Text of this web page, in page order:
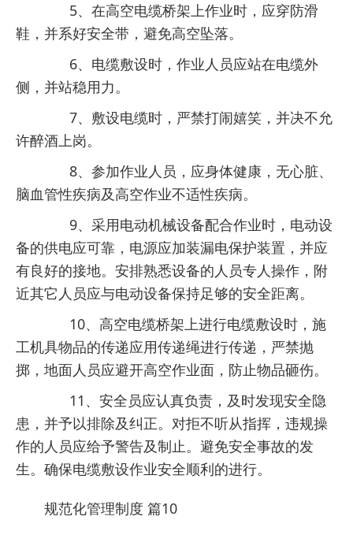
5、在高空电缆桥架上作业时，应穿防滑
鞋，并系好安全带，避免高空坠落。
6、电缆敷设时，作业人员应站在电缆外
侧，并站稳用力。
7、敷设电缆时，严禁打闹嬉笑，并决不允
许醉酒上岗。
8、参加作业人员，应身体健康，无心脏、
脑血管性疾病及高空作业不适性疾病。
9、采用电动机械设备配合作业时，电动设
备的供电应可靠，电源应加装漏电保护装置，并应
有良好的接地。安排熟悉设备的人员专人操作，附
近其它人员应与电动设备保持足够的安全距离。
10、高空电缆桥架上进行电缆敷设时，施
工机具物品的传递应用传递绳进行传递，严禁抛
掷，地面人员应避开高空作业面，防止物品砸伤。
11、安全员应认真负责，及时发现安全隐
患，并予以排除及纠正。对拒不听从指挥，违规操
作的人员应给予警告及制止。避免安全事故的发
生。确保电缆敷设作业安全顺利的进行。
规范化管理制度 篇10